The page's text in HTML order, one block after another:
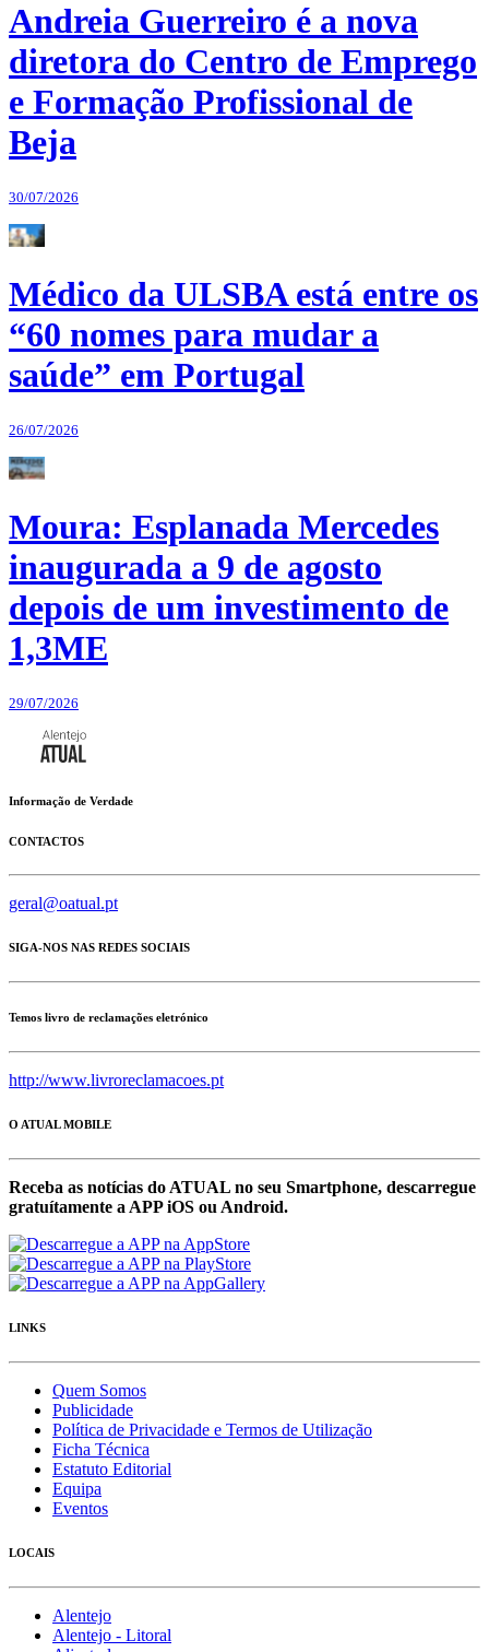
Andreia Guerreiro é a nova
diretora do Centro de Emprego
e Formação Profissional de
Beja
30/07/2026
Médico da ULSBA está entre os
“60 nomes para mudar a
saúde” em Portugal
26/07/2026
Moura: Esplanada Mercedes
inaugurada a 9 de agosto
depois de um investimento de
1,3ME
29/07/2026
Informação de Verdade
CONTACTOS
geral@oatual.pt
SIGA-NOS NAS REDES SOCIAIS
Temos livro de reclamações eletrónico
http://www.livroreclamacoes.pt
O ATUAL MOBILE
Receba as notícias do ATUAL no seu Smartphone, descarregue
gratuítamente a APP iOS ou Android.
LINKS
Quem Somos
Publicidade
Política de Privacidade e Termos de Utilização
Ficha Técnica
Estatuto Editorial
Equipa
Eventos
LOCAIS
Alentejo
Alentejo - Litoral